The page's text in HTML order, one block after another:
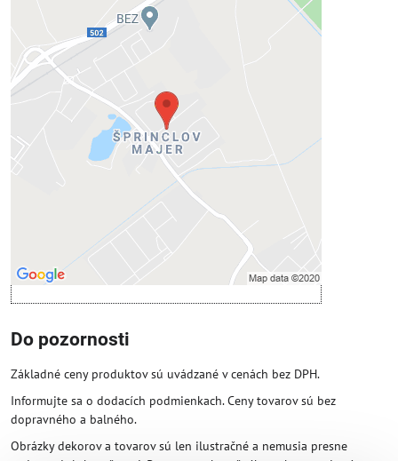
Externý obsah je blokovaný
Prajete si načítať externý obsah?
Povoliť tentokrát
Povoliť a zapamätať - súhlas s druhom
cookie: Funkčné
Otvoriť obsah v novom okne
Do pozornosti
Základné ceny produktov sú uvádzané v cenách bez DPH.
Informujte sa o dodacích podmienkach. Ceny tovarov sú bez
dopravného a balného.
Obrázky dekorov a tovarov sú len ilustračné a nemusia presne